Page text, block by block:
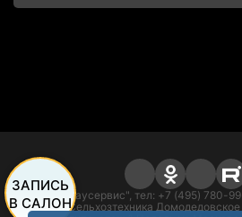
ООО "Баусервис", тел: +7 (495) 780-
Адрес: п. Сельхозтехника
ЗАПИСЬ
В САЛОН